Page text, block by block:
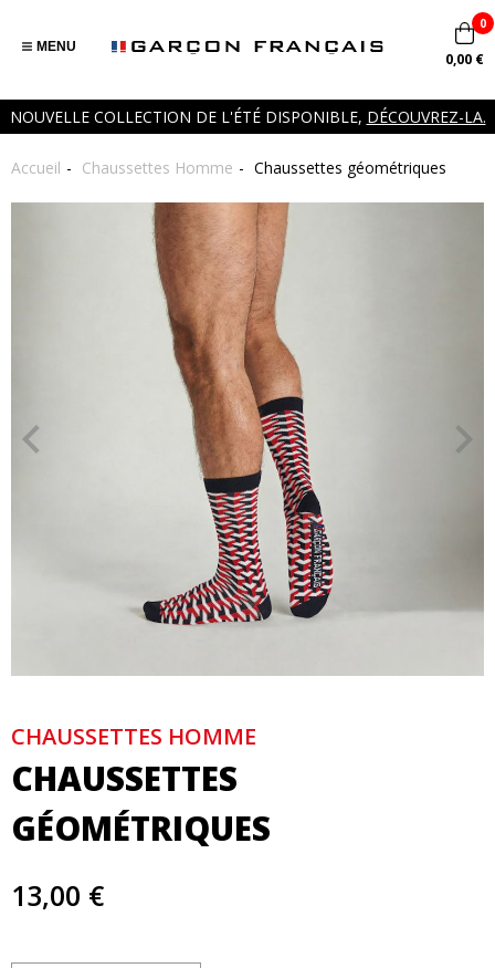
NOUVELLE COLLECTION DE L'ÉTÉ DISPONIBLE, DÉCOUVREZ-LA.
MENU
0
0,00 €
Accueil Chaussettes Homme Chaussettes géométriques
CHAUSSETTES HOMME
CHAUSSETTES
GÉOMÉTRIQUES
13,00 €